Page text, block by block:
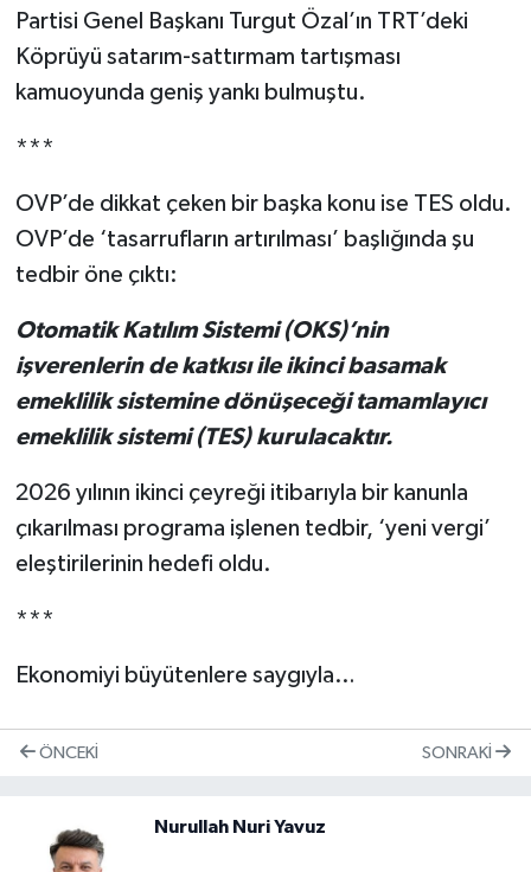
Partisi Genel Başkanı Turgut Özal’ın TRT’deki
Köprüyü satarım-sattırmam tartışması
kamuoyunda geniş yankı bulmuştu.
***
OVP’de dikkat çeken bir başka konu ise TES oldu.
OVP’de ‘tasarrufların artırılması’ başlığında şu
tedbir öne çıktı:
Otomatik Katılım Sistemi (OKS)’nin
işverenlerin de katkısı ile ikinci basamak
emeklilik sistemine dönüşeceği tamamlayıcı
emeklilik sistemi (TES) kurulacaktır.
2026 yılının ikinci çeyreği itibarıyla bir kanunla
çıkarılması programa işlenen tedbir, ‘yeni vergi’
eleştirilerinin hedefi oldu.
***
Ekonomiyi büyütenlere saygıyla…
ÖNCEKI SONRAKI
Nurullah Nuri Yavuz